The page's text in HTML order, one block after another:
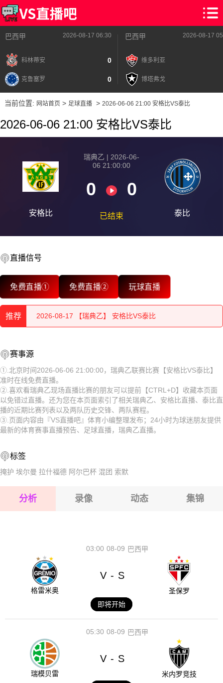
巴西甲 2026-08-17 06:30
科林蒂安 0
克鲁塞罗 0
巴西甲 2026-08-17
维多利亚
博塔弗戈
当前位置: 网站首页> 足球直播> 2026-06-06 21:00 安格比VS泰比
2026-06-06 21:00 安格比VS泰比
安格比
瑞典乙 | 2026-06-
06 21:00:00
0 0
已结束 泰比
直播信号
免费直播① 免费直播② 玩球直播
推荐
2026-08-17 【瑞典乙】 安格比VS泰比
2026-08-17 【瑞典乙】 安格比VS泰比
2026-08-17 【瑞典乙】 安格比VS泰比
2026-08-17 【瑞典乙】 安格比VS泰比
2026-08-17 【瑞典乙】 安格比VS泰比
2026-08-17 【瑞典乙】 安格比VS泰比
2026-08-17 【瑞典乙】 安格比VS泰比
2026-08-17 【瑞典乙】 安格比VS泰比
2026-08-17 【瑞典乙】 安格比VS泰比
2026-08-17 【瑞典乙】 安格比VS泰比
赛事源
①.北京时间2026-06-06 21:00:00，瑞典乙联赛比赛【安格比VS泰比】
准时在线免费直播。
②.喜欢看瑞典乙现场直播比赛的朋友可以提前【CTRL+D】收藏本页面
以免错过直播。还为您在本页面索引了相关瑞典乙、安格比直播、泰比直
播的近期比赛列表以及两队历史交锋、两队赛程。
③.页面内容由『VS直播吧』体育小编整理发布；24小时为球迷朋友提供
最新的体育赛事直播预告、足球直播，瑞典乙直播。
标签
掩护 埃尔曼 拉什福德 阿尔巴杯 混团 索默
分析 录像 动态 集锦
08-09
03:00 巴西甲
格雷米奥
V - S
圣保罗
即将开始
08-09
05:30 巴西甲
瑞模贝雷
V - S
米内罗竞技